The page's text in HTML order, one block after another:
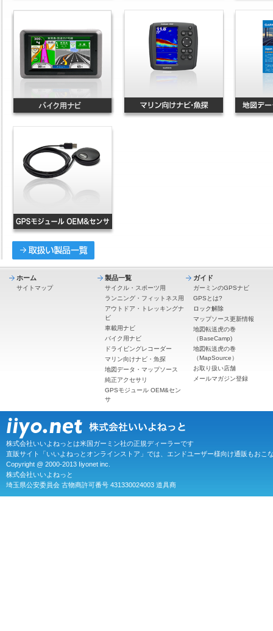
ホーム
サイトマップ
製品一覧
サイクル・スポーツ用
ランニング・フィットネス用
アウトドア・トレッキングナ
ビ
車載用ナビ
バイク用ナビ
ドライビングレコーダー
マリン向けナビ・魚探
地図データ・マップソース
純正アクセサリ
GPSモジュール OEM&セン
サ
ガイド
ガーミンのGPSナビ
GPSとは?
ロック解除
マップソース更新情報
地図転送虎の巻
（BaseCamp)
地図転送虎の巻
（MapSource）
お取り扱い店舗
メールマガジン登録
株式会社いいよねっとは米国ガーミン社の正規ディーラーです
直販サイト「いいよねっとオンラインストア」では、エンドユーザー様向け通販もおこ
Copyright @ 2000-2013 Iiyonet inc.
株式会社いいよねっと
埼玉県公安委員会 古物商許可番号 431330024003 道具商